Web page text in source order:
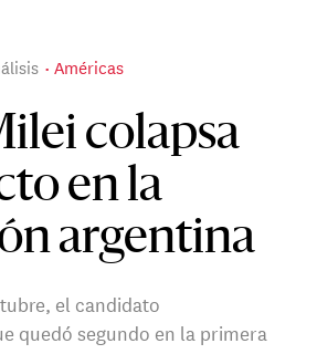
Américas
colapsa
en la
argentina
el candidato
quedó segundo en la primera